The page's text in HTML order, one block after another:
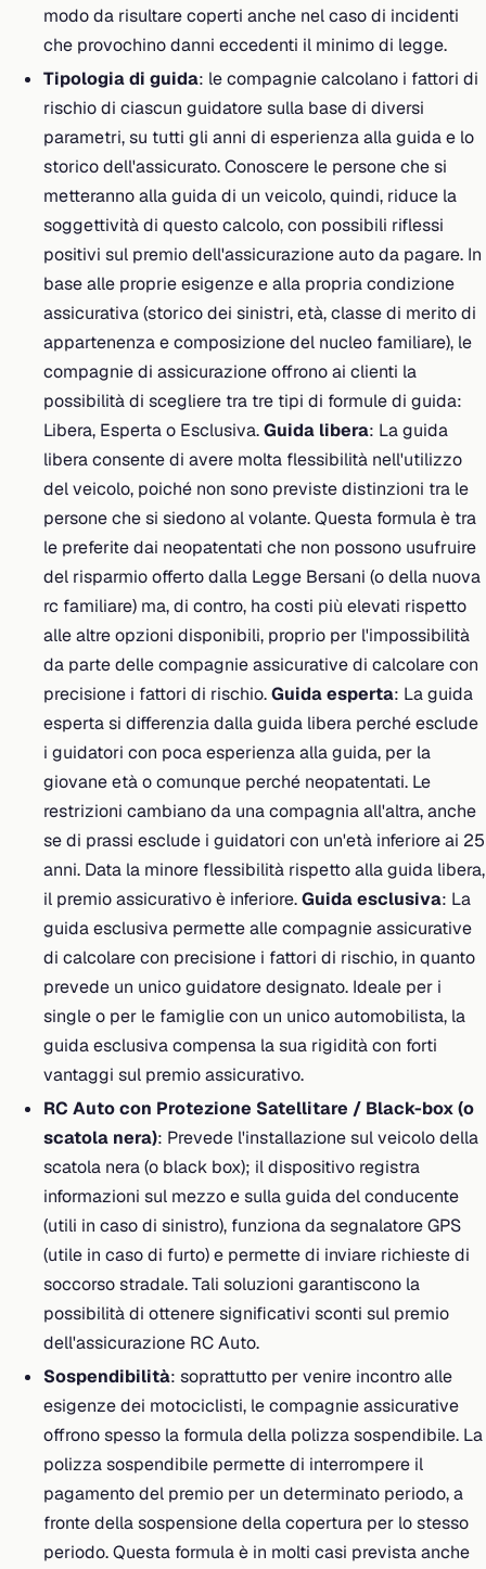
modo da risultare coperti anche nel caso di incidenti
che provochino danni eccedenti il minimo di legge.
Tipologia di guida: le compagnie calcolano i fattori di
rischio di ciascun guidatore sulla base di diversi
parametri, su tutti gli anni di esperienza alla guida e lo
storico dell'assicurato. Conoscere le persone che si
metteranno alla guida di un veicolo, quindi, riduce la
soggettività di questo calcolo, con possibili riflessi
positivi sul premio dell'assicurazione auto da pagare. In
base alle proprie esigenze e alla propria condizione
assicurativa (storico dei sinistri, età, classe di merito di
appartenenza e composizione del nucleo familiare), le
compagnie di assicurazione offrono ai clienti la
possibilità di scegliere tra tre tipi di formule di guida:
Libera, Esperta o Esclusiva.Guida libera: La guida
libera consente di avere molta flessibilità nell'utilizzo
del veicolo, poiché non sono previste distinzioni tra le
persone che si siedono al volante. Questa formula è tra
le preferite dai neopatentati che non possono usufruire
del risparmio offerto dalla Legge Bersani (o della nuova
rc familiare) ma, di contro, ha costi più elevati rispetto
alle altre opzioni disponibili, proprio per l'impossibilità
da parte delle compagnie assicurative di calcolare con
precisione i fattori di rischio.Guida esperta: La guida
esperta si differenzia dalla guida libera perché esclude
i guidatori con poca esperienza alla guida, per la
giovane età o comunque perché neopatentati. Le
restrizioni cambiano da una compagnia all'altra, anche
se di prassi esclude i guidatori con un'età inferiore ai 25
anni. Data la minore flessibilità rispetto alla guida libera,
il premio assicurativo è inferiore.Guida esclusiva: La
guida esclusiva permette alle compagnie assicurative
di calcolare con precisione i fattori di rischio, in quanto
prevede un unico guidatore designato. Ideale per i
single o per le famiglie con un unico automobilista, la
guida esclusiva compensa la sua rigidità con forti
vantaggi sul premio assicurativo.
RC Auto con Protezione Satellitare / Black-box (o
scatola nera): Prevede l'installazione sul veicolo della
scatola nera (o black box); il dispositivo registra
informazioni sul mezzo e sulla guida del conducente
(utili in caso di sinistro), funziona da segnalatore GPS
(utile in caso di furto) e permette di inviare richieste di
soccorso stradale. Tali soluzioni garantiscono la
possibilità di ottenere significativi sconti sul premio
dell'assicurazione RC Auto.
Sospendibilità: soprattutto per venire incontro alle
esigenze dei motociclisti, le compagnie assicurative
offrono spesso la formula della polizza sospendibile. La
polizza sospendibile permette di interrompere il
pagamento del premio per un determinato periodo, a
fronte della sospensione della copertura per lo stesso
periodo. Questa formula è in molti casi prevista anche